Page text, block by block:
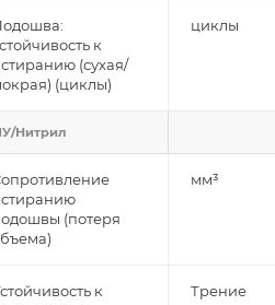
к
(сухая/
(циклы)
циклы
Нитрил
(потеря
мм³
к
Трение